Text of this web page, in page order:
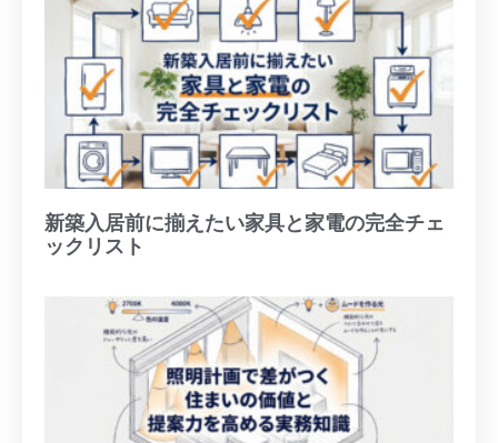
新築入居前に揃えたい家具と家電の完全チェ
ックリスト